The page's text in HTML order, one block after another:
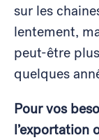
sur les
lentement,
peut-être
quelques
Pour vos
l’exportation